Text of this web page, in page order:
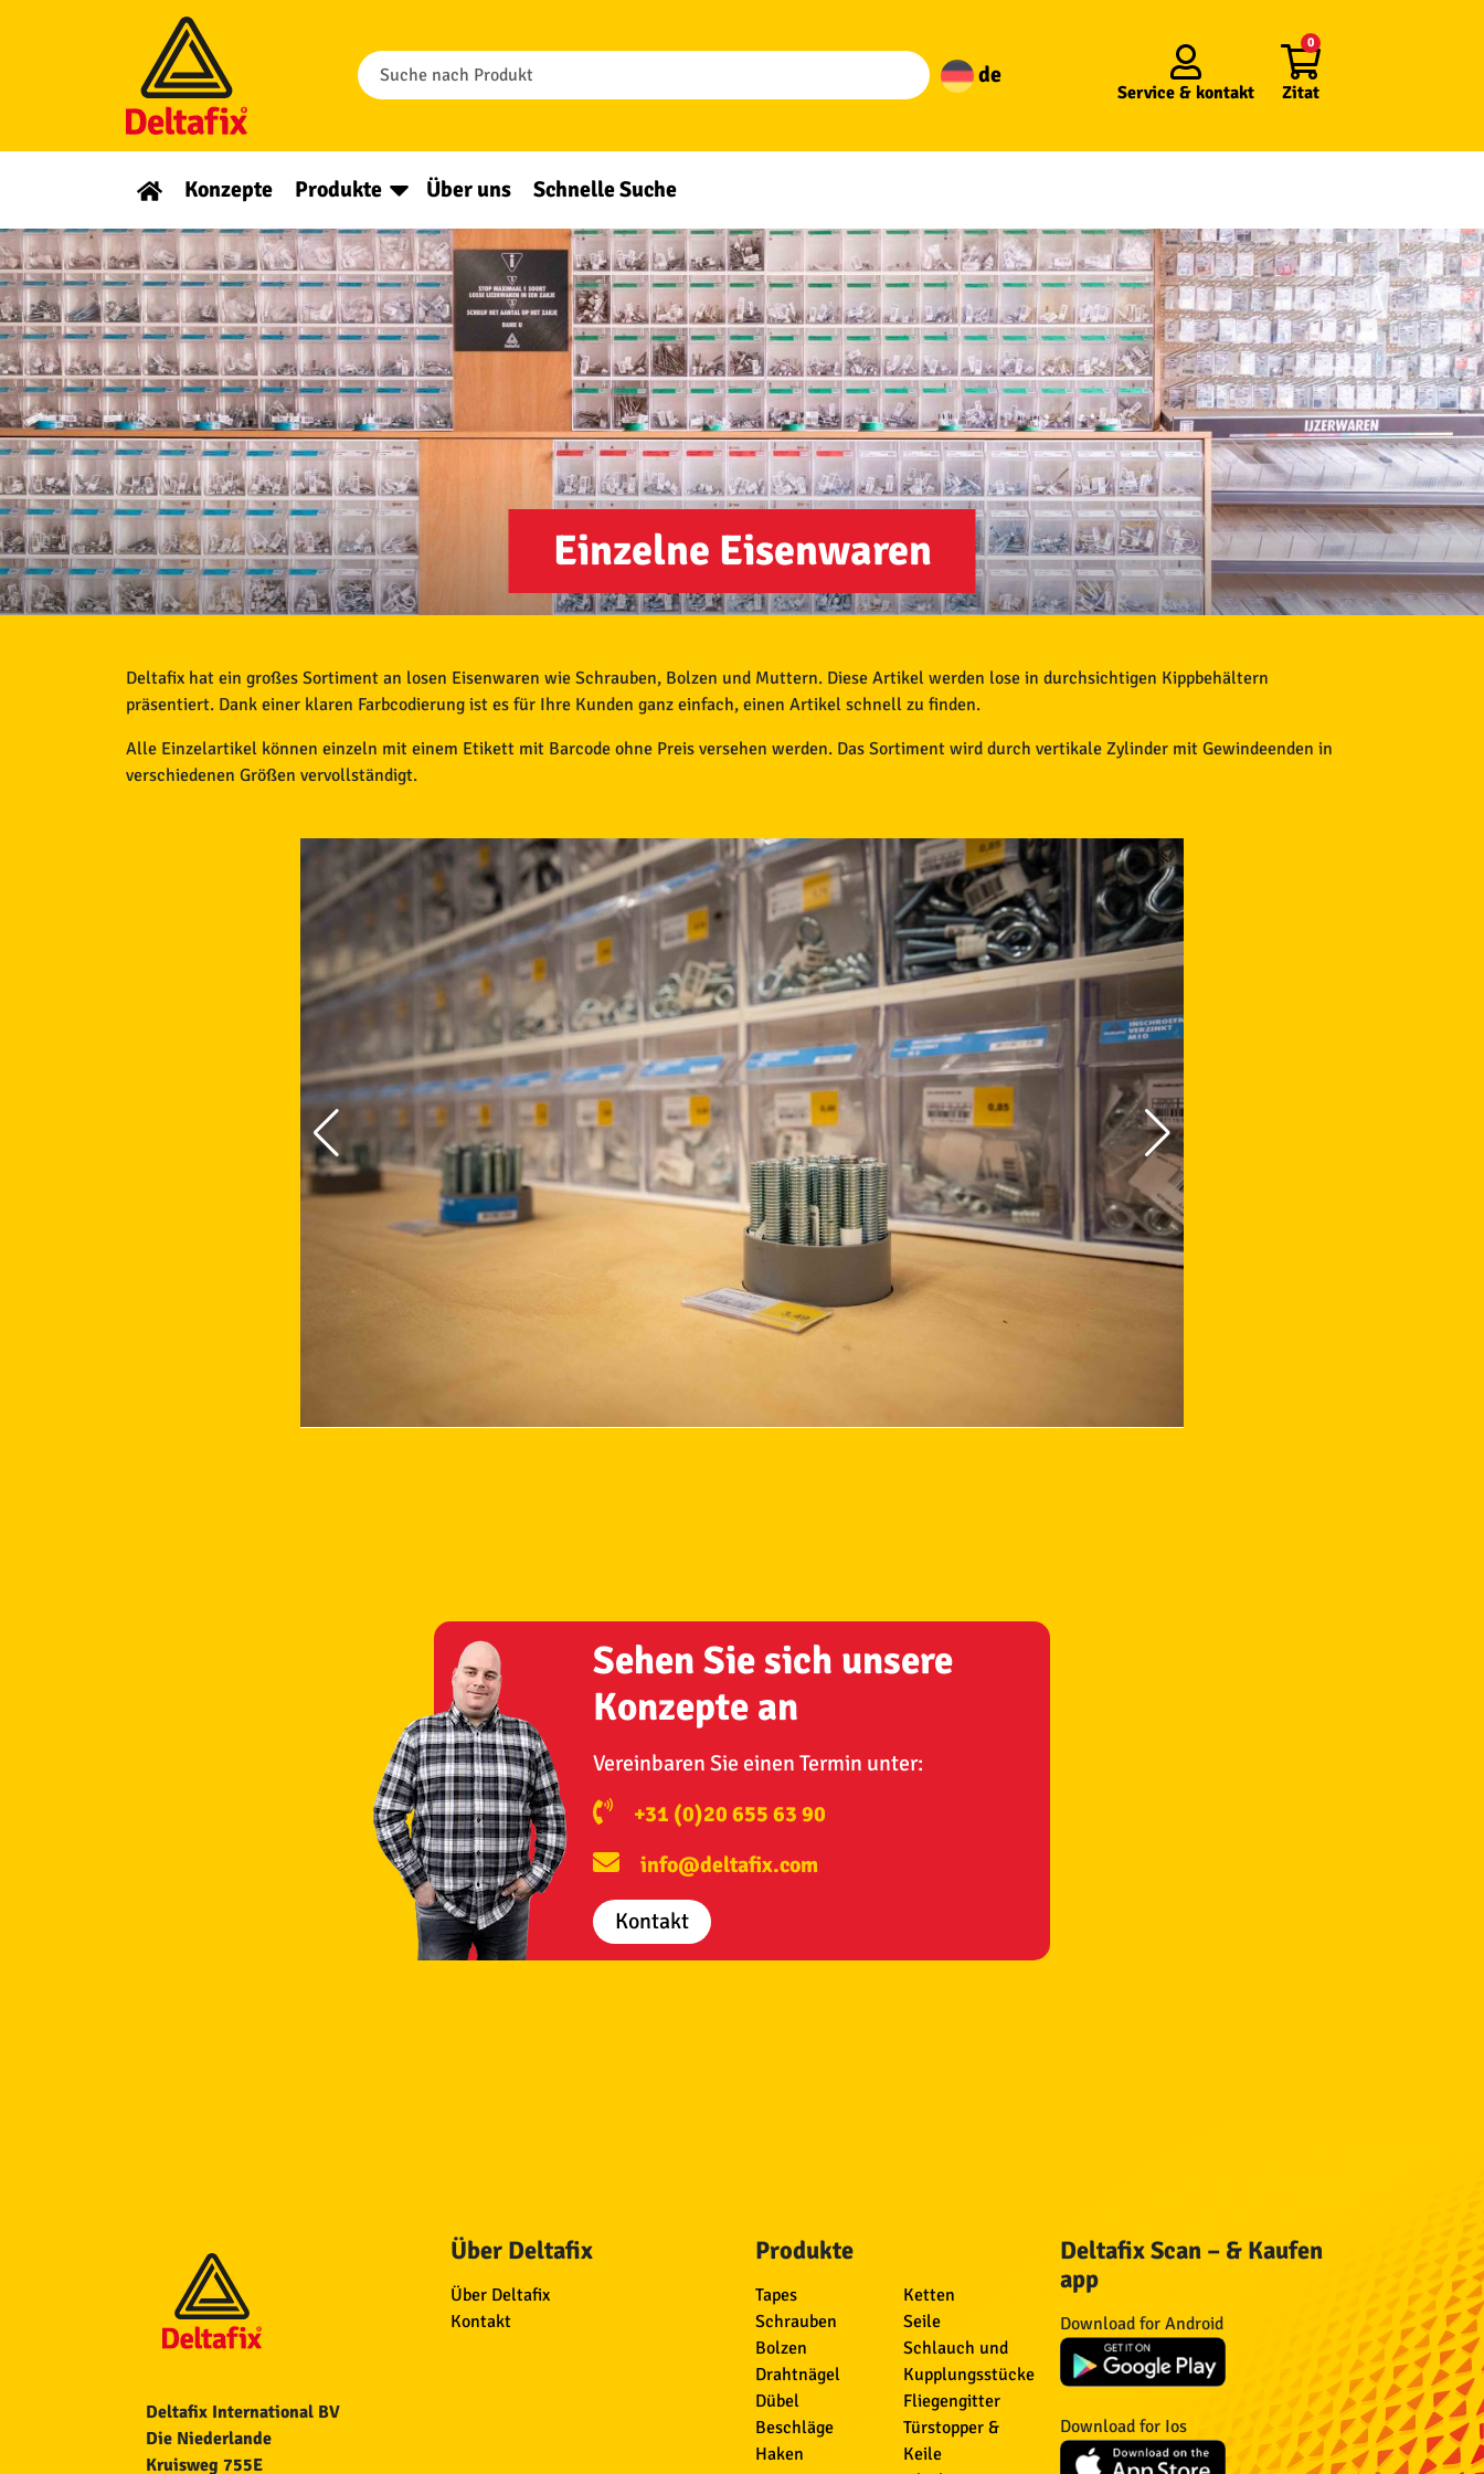
de
Service & kontakt Zitat
0
Konzepte Produkte Über uns Schnelle Suche
Einzelne Eisenwaren
Deltafix hat ein großes Sortiment an losen Eisenwaren wie Schrauben, Bolzen und Muttern. Diese Artikel werden lose in durchsichtigen Kippbehältern
präsentiert. Dank einer klaren Farbcodierung ist es für Ihre Kunden ganz einfach, einen Artikel schnell zu finden.
Alle Einzelartikel können einzeln mit einem Etikett mit Barcode ohne Preis versehen werden. Das Sortiment wird durch vertikale Zylinder mit Gewindeenden in
verschiedenen Größen vervollständigt.
Sehen Sie sich unsere
Konzepte an
Vereinbaren Sie einen Termin unter:
+31 (0)20 655 63 90
info@deltafix.com
Kontakt
Deltafix International BV
Die Niederlande
Kruisweg 755E
Über Deltafix
Über Deltafix
Kontakt
Produkte
Tapes
Schrauben
Bolzen
Drahtnägel
Dübel
Beschläge
Haken
Ketten
Seile
Schlauch und
Kupplungsstücke
Fliegengitter
Türstopper &
Keile
Deltafix Scan – & Kaufen
app
Download for Android
Download for Ios